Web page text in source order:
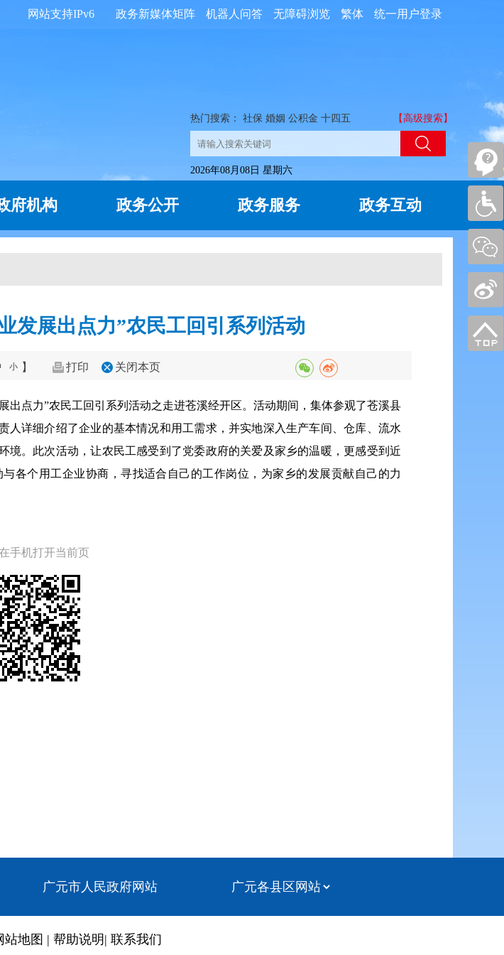
统一用户登录
繁体
无障碍浏览
机器人问答
政务新媒体矩阵
网站支持IPv6
热门搜索： 社保 婚姻 公积金 十四五 【高级搜索】
2026年08月08日 星期六
府机构 政务公开 政务服务 政务互动
发展出点力”农民工回引系列活动
小 】 打印 关闭本页
出点力”农民工回引系列活动之走进苍溪经开区。活动期间，集体参观了苍溪县
详细介绍了企业的基本情况和用工需求，并实地深入生产车间、仓库、流水
境。 此次活动，让农民工感受到了党委政府的关爱及家乡的温暖 ，更感受到近
各个用工企业协商，寻找适合自己的工作岗位，为家乡的发展贡献自己的力
手机打开当前页
广元市人民政府网站
站地图 | 帮助说明 | 联系我们